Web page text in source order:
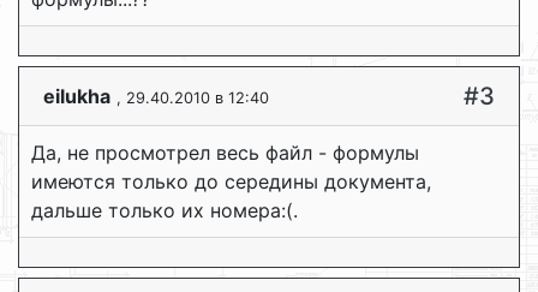
eilukha , 29.40.2010 в 12:40 #3
Да, не просмотрел весь файл - формулы
имеются только до середины документа,
дальше только их номера:(.